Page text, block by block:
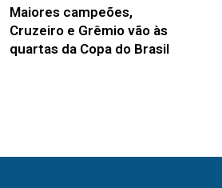
Maiores campeões,
Cruzeiro e Grêmio vão às
quartas da Copa do Brasil